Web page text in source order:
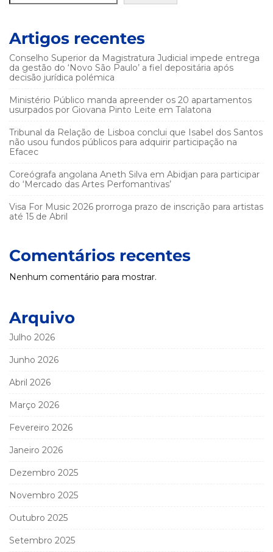
Artigos recentes
Conselho Superior da Magistratura Judicial impede entrega
da gestão do ‘Novo São Paulo’ a fiel depositária após
decisão jurídica polémica
Ministério Público manda apreender os 20 apartamentos
usurpados por Giovana Pinto Leite em Talatona
Tribunal da Relação de Lisboa conclui que Isabel dos Santos
não usou fundos públicos para adquirir participação na
Efacec
Coreógrafa angolana Aneth Silva em Abidjan para participar
do ‘Mercado das Artes Perfomantivas’
Visa For Music 2026 prorroga prazo de inscrição para artistas
até 15 de Abril
Comentários recentes
Nenhum comentário para mostrar.
Arquivo
Julho 2026
Junho 2026
Abril 2026
Março 2026
Fevereiro 2026
Janeiro 2026
Dezembro 2025
Novembro 2025
Outubro 2025
Setembro 2025